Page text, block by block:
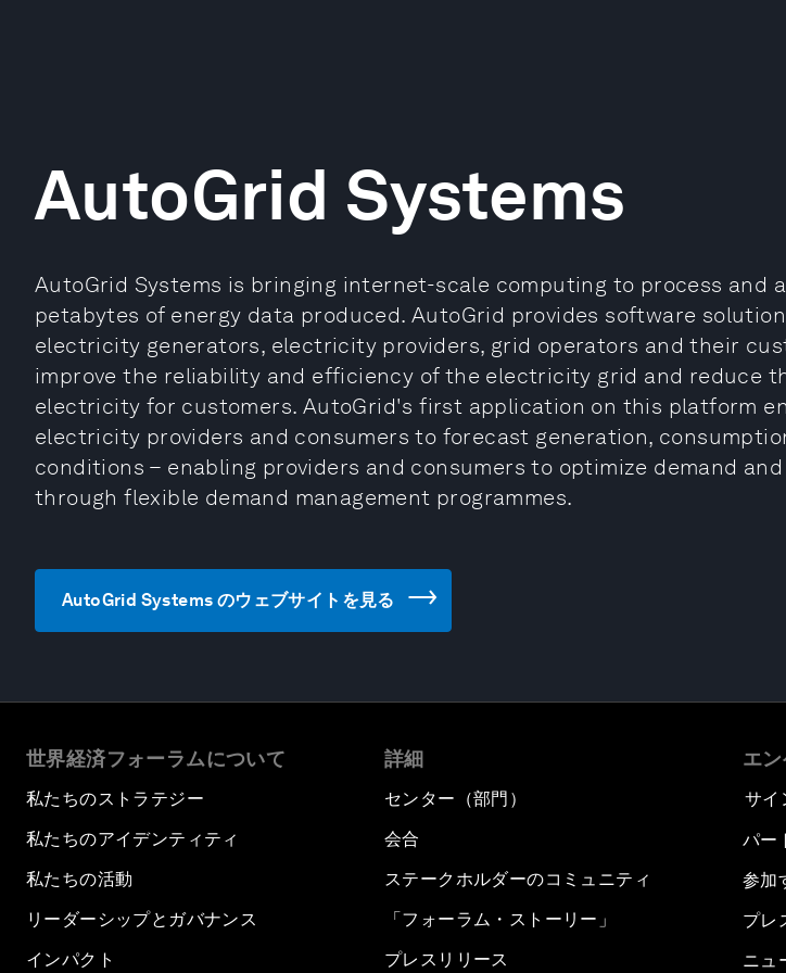
AutoGrid Systems
AutoGrid Systems is bringing internet-scale computing to process and
petabytes of energy data produced. AutoGrid provides software
electricity generators, electricity providers, grid operators and their
improve the reliability and efficiency of the electricity grid and reduce
electricity for customers. AutoGrid's first application on this platform
electricity providers and consumers to forecast generation,
conditions – enabling providers and consumers to optimize demand
through flexible demand management programmes.
AutoGrid Systems のウェブサイトを見る
世界経済フォーラムについて
私たちのストラテジー
私たちのアイデンティティ
私たちの活動
リーダーシップとガバナンス
インパクト
詳細
センター（部門）
会合
ステークホルダーのコミュニティ
「フォーラム・ストーリー」
プレスリリース
エ
サイ
パー
参加
プレ
ニュ